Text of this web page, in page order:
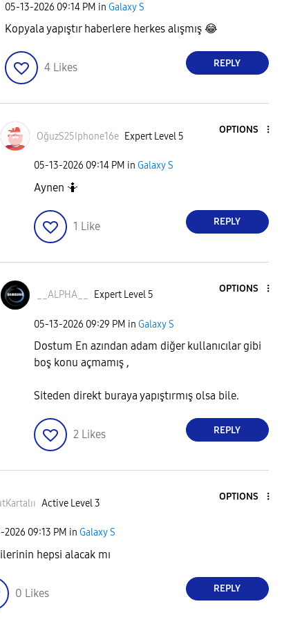
‎05-13-2026 09:14 PM in Galaxy S
Kopyala yapıştır haberlere herkes alışmış 😂
4 Likes REPLY
OğuzS25Iphone16e Expert Level 5
OPTIONS
‎05-13-2026 09:14 PM in Galaxy S
Aynen 🤷
1 Like REPLY
__ALPHA__ Expert Level 5
OPTIONS
‎05-13-2026 09:29 PM in Galaxy S
Dostum En azından adam diğer kullanıcılar gibi
boş konu açmamış ,
Siteden direkt buraya yapıştırmış olsa bile.
2 Likes REPLY
Active Level 3
OPTIONS
2026 09:13 PM in Galaxy S
hepsi alacak mı
0 Likes REPLY